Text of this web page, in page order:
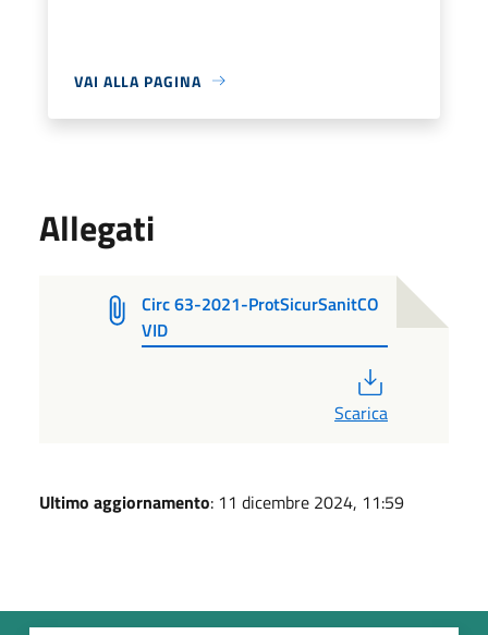
VAI ALLA PAGINA
Allegati
Circ 63-2021-ProtSicurSanitCO
VID
Scarica
Ultimo aggiornamento: 11 dicembre 2024, 11:59